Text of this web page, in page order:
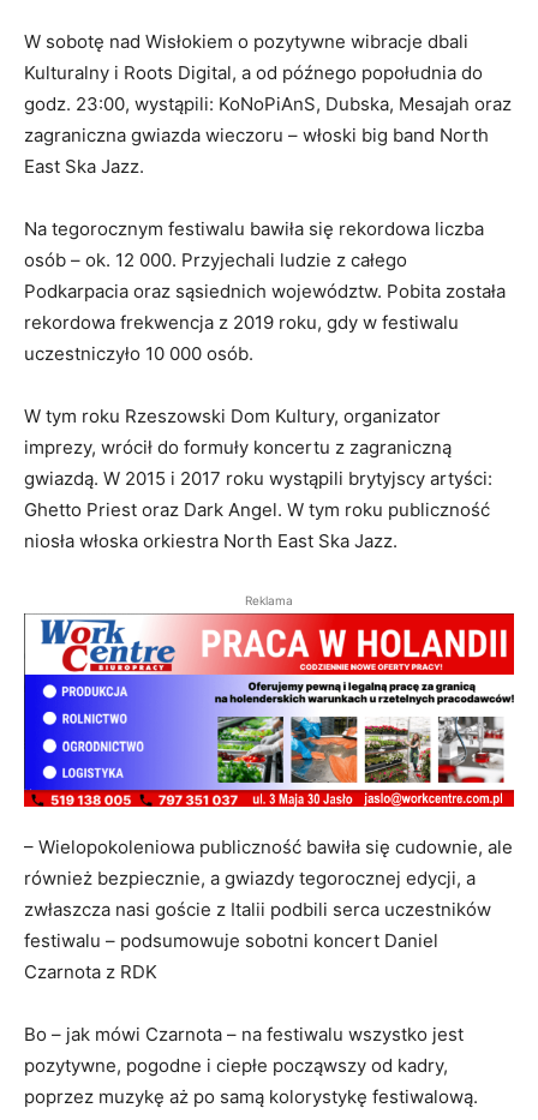
W sobotę nad Wisłokiem o pozytywne wibracje dbali
Kulturalny i Roots Digital, a od późnego popołudnia do
godz. 23:00, wystąpili: KoNoPiAnS, Dubska, Mesajah oraz
zagraniczna gwiazda wieczoru – włoski big band North
East Ska Jazz.
Na tegorocznym festiwalu bawiła się rekordowa liczba
osób – ok. 12 000. Przyjechali ludzie z całego
Podkarpacia oraz sąsiednich województw. Pobita została
rekordowa frekwencja z 2019 roku, gdy w festiwalu
uczestniczyło 10 000 osób.
W tym roku Rzeszowski Dom Kultury, organizator
imprezy, wrócił do formuły koncertu z zagraniczną
gwiazdą. W 2015 i 2017 roku wystąpili brytyjscy artyści:
Ghetto Priest oraz Dark Angel. W tym roku publiczność
niosła włoska orkiestra North East Ska Jazz.
Reklama
– Wielopokoleniowa publiczność bawiła się cudownie, ale
również bezpiecznie, a gwiazdy tegorocznej edycji, a
zwłaszcza nasi goście z Italii podbili serca uczestników
festiwalu – podsumowuje sobotni koncert Daniel
Czarnota z RDK
Bo – jak mówi Czarnota – na festiwalu wszystko jest
pozytywne, pogodne i ciepłe począwszy od kadry,
poprzez muzykę aż po samą kolorystykę festiwalową.